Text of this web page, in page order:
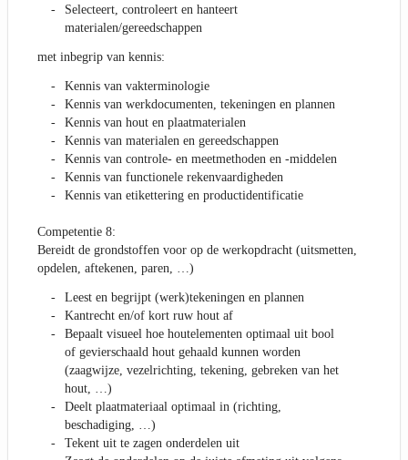
Selecteert, controleert en hanteert
materialen/gereedschappen
met inbegrip van kennis:
Kennis van vakterminologie
Kennis van werkdocumenten, tekeningen en plannen
Kennis van hout en plaatmaterialen
Kennis van materialen en gereedschappen
Kennis van controle- en meetmethoden en -middelen
Kennis van functionele rekenvaardigheden
Kennis van etikettering en productidentificatie
Competentie 8:
Bereidt de grondstoffen voor op de werkopdracht (uitsmetten,
opdelen, aftekenen, paren, …)
Leest en begrijpt (werk)tekeningen en plannen
Kantrecht en/of kort ruw hout af
Bepaalt visueel hoe houtelementen optimaal uit bool
of gevierschaald hout gehaald kunnen worden
(zaagwijze, vezelrichting, tekening, gebreken van het
hout, …)
Deelt plaatmateriaal optimaal in (richting,
beschadiging, …)
Tekent uit te zagen onderdelen uit